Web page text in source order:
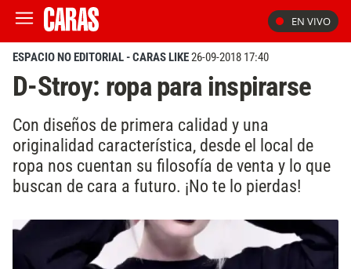
EN VIVO
ESPACIO NO EDITORIAL - CARAS LIKE26-09-2018 17:40
D-Stroy: ropa para inspirarse
Con diseños de primera calidad y una
originalidad característica, desde el local de
ropa nos cuentan su filosofía de venta y lo que
buscan de cara a futuro. ¡No te lo pierdas!